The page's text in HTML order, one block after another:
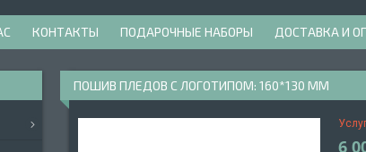
КОНТАКТЫ ПОДАРОЧНЫЕ НАБОРЫ ДОСТАВКА И
ПОШИВ ПЛЕДОВ С ЛОГОТИПОМ: 160*130 ММ
6